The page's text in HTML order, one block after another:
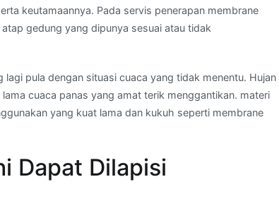
keutamaannya. Pada servis penerapan membrane
gedung yang dipunya sesuai atau tidak
pula dengan situasi cuaca yang tidak menentu. Hujan
cuaca panas yang amat terik menggantikan. materi
yang kuat lama dan kukuh seperti membrane
Dapat Dilapisi